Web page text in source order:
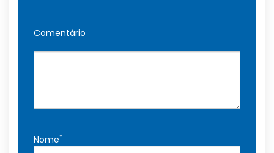
Comentário
Nome*